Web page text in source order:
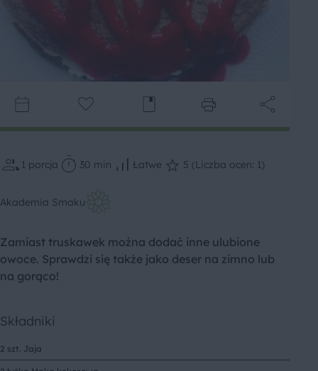
1 porcja 30 min Łatwe 5 (Liczba ocen: 1)
Akademia Smaku
Zamiast truskawek można dodać inne ulubione
owoce. Sprawdzi się także jako deser na zimno lub
na gorąco!
Składniki
2 szt. Jaja